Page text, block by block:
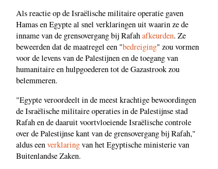
Als reactie op de Israëlische militaire operatie gaven
Hamas en Egypte al snel verklaringen uit waarin ze de
inname van de grensovergang bij Rafahafkeurden. Ze
beweerden dat de maatregel een "bedreiging" zou vormen
voor de levens van de Palestijnen en de toegang van
humanitaire en hulpgoederen tot de Gazastrook zou
belemmeren.
"Egypte veroordeelt in de meest krachtige bewoordingen
de Israëlische militaire operaties in de Palestijnse stad
Rafah en de daaruit voortvloeiende Israëlische controle
over de Palestijnse kant van de grensovergang bij Rafah,"
aldus eenverklaringvan het Egyptische ministerie van
Buitenlandse Zaken.